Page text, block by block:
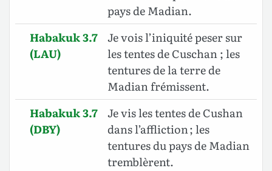
pays de Madian.
Habakuk 3.7
(LAU)
Je vois l’iniquité peser sur
les tentes de Cuschan ; les
tentures de la terre de
Madian frémissent.
Habakuk 3.7
(DBY)
Je vis les tentes de Cushan
dans l’affliction ; les
tentures du pays de Madian
tremblèrent.